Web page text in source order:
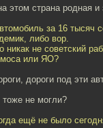
этом страна родная
за 16 тысяч
либо вор.
никак не советский
или ЯО?
дороги под эти
тоже не могли?
ещё не было